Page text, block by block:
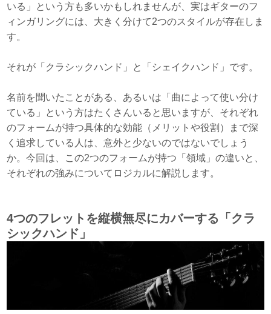
いる」という方も多いかもしれませんが、実はギターのフ
ィンガリングには、大きく分けて2つのスタイルが存在しま
す。
それが「クラシックハンド」と「シェイクハンド」です。
名前を聞いたことがある、あるいは「曲によって使い分け
ている」という方はたくさんいると思いますが、それぞれ
のフォームが持つ具体的な効能（メリットや役割）まで深
く追求している人は、意外と少ないのではないでしょう
か。今回は、この2つのフォームが持つ「領域」の違いと、
それぞれの強みについてロジカルに解説します。
4つのフレットを縦横無尽にカバーする「クラ
シックハンド」